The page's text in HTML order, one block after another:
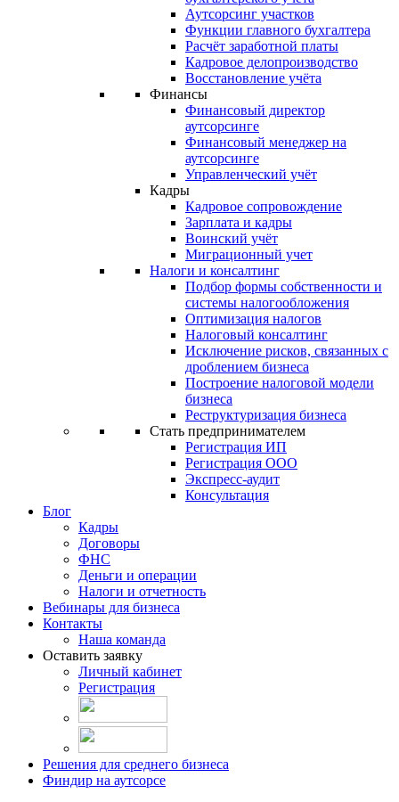
Аутсорсинг участков
Функции главного бухгалтера
Расчёт заработной платы
Кадровое делопроизводство
Восстановление учёта
Финансы
Финансовый директор
аутсорсинге
Финансовый менеджер на
аутсорсинге
Управленческий учёт
Кадры
Кадровое сопровождение
Зарплата и кадры
Воинский учёт
Миграционный учет
Налоги и консалтинг
Подбор формы собственности и
системы налогообложения
Оптимизация налогов
Налоговый консалтинг
Исключение рисков, связанных с
дроблением бизнеса
Построение налоговой модели
бизнеса
Реструктуризация бизнеса
Стать предпринимателем
Регистрация ИП
Регистрация ООО
Экспресс-аудит
Консультация
Блог
Кадры
Договоры
ФНС
Деньги и операции
Налоги и отчетность
Вебинары для бизнеса
Контакты
Наша команда
Оставить заявку
Личный кабинет
Регистрация
Решения для среднего бизнеса
Финдир на аутсорсе